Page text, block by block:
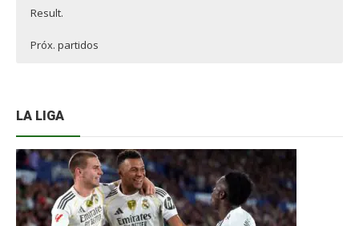
Result.
Próx. partidos
LA LIGA